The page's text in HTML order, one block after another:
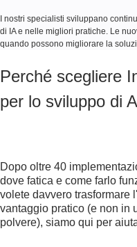
I nostri specialisti sviluppano
di IA e nelle migliori pratiche. Le
quando possono migliorare la
Perché scegliere
per lo sviluppo di
Dopo oltre 40
dove fatica e come farlo
volete davvero trasformare
vantaggio pratico (e non in
polvere), siamo qui per